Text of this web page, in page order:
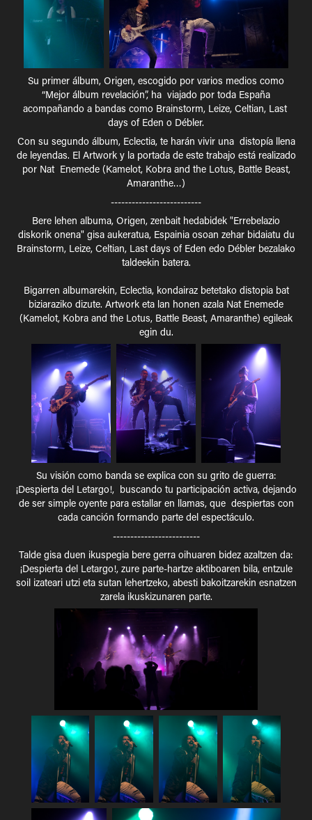
Su primer álbum, Origen, escogido por varios medios como
“Mejor álbum revelación”, ha viajado por toda España
acompañando a bandas como Brainstorm, Leize, Celtian, Last
days of Eden o Débler.
Con su segundo álbum, Eclectia, te harán vivir una distopía llena
de leyendas. El Artwork y la portada de este trabajo está realizado
por Nat Enemede (Kamelot, Kobra and the Lotus, Battle Beast,
Amaranthe…)
--------------------------
Bere lehen albuma, Origen, zenbait hedabidek "Errebelazio
diskorik onena" gisa aukeratua, Espainia osoan zehar bidaiatu du
Brainstorm, Leize, Celtian, Last days of Eden edo Débler bezalako
taldeekin batera.
Bigarren albumarekin, Eclectia, kondairaz betetako distopia bat
biziaraziko dizute. Artwork eta lan honen azala Nat Enemede
(Kamelot, Kobra and the Lotus, Battle Beast, Amaranthe) egileak
egin du.
Su visión como banda se explica con su grito de guerra:
¡Despierta del Letargo!, buscando tu participación activa, dejando
de ser simple oyente para estallar en llamas, que despiertas con
cada canción formando parte del espectáculo.
-------------------------
Talde gisa duen ikuspegia bere gerra oihuaren bidez azaltzen da:
¡Despierta del Letargo!, zure parte-hartze aktiboaren bila, entzule
soil izateari utzi eta sutan lehertzeko, abesti bakoitzarekin esnatzen
zarela ikuskizunaren parte.